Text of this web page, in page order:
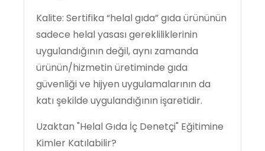
Kalite: Sertifika “helal gıda” gıda ürününün
sadece helal yasası gerekliliklerinin
uygulandığının değil, aynı zamanda
ürünün/hizmetin üretiminde gıda
güvenliği ve hijyen uygulamalarının da
katı şekilde uygulandığının işaretidir.
Uzaktan "Helal Gıda İç Denetçi" Eğitimine
Kimler Katılabilir?